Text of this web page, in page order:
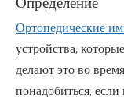
Ортопедические
устройства,
делают это во
понадобиться,